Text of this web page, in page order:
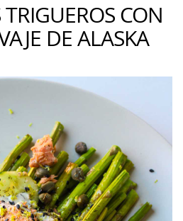
TRIGUEROS CON
DE ALASKA